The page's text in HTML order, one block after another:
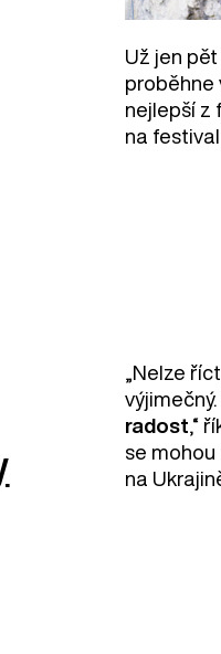
Už jen
proběhne
nejlepší z
na festival
„Nelze
radost ,“
se mohou
na